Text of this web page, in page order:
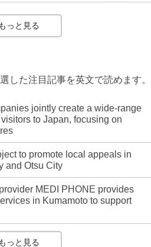
もっと見る
した注目記事を英文で読めます。
jointly create a wide-range
to Japan, focusing on
to promote local appeals in
and Otsu City
MEDI PHONE provides
in Kumamoto to support
もっと見る